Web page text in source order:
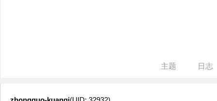
主题 日志